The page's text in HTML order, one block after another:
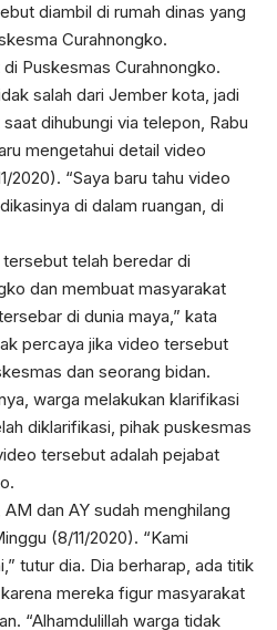
diambil di rumah dinas yang
Curahnongko.
Puskesmas Curahnongko.
salah dari Jember kota, jadi
dihubungi via telepon, Rabu
mengetahui detail video
2020). “Saya baru tahu video
di dalam ruangan, di
telah beredar di
dan membuat masyarakat
di dunia maya,” kata
percaya jika video tersebut
dan seorang bidan.
warga melakukan klarifikasi
diklarifikasi, pihak puskesmas
tersebut adalah pejabat
dan AY sudah menghilang
(8/11/2020). “Kami
tutur dia. Dia berharap, ada titik
mereka figur masyarakat
“Alhamdulillah warga tidak